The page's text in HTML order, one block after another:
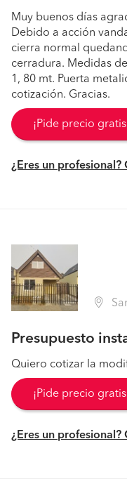
Muy buenos días
Debido a acción
cierra normal
cerradura. Medidas
1, 80 mt. Puerta
cotización. Gracias.
¡Pide precio
¿Eres un profesional?
San
Presupuesto
Quiero cotizar la
¡Pide precio
¿Eres un profesional?